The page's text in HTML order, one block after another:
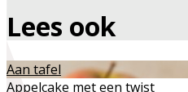
Lees ook
Aan tafel
Appelcake met een twist